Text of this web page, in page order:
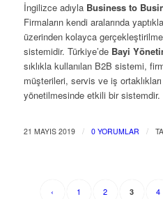
İngilizce adıyla Business to
Firmaların kendi aralarında
üzerinden kolayca
sistemidir. Türkiye’de Bayi
sıklıkla kullanılan B2B sistemi,
müşterileri, servis ve iş
yönetilmesinde etkili bir sistemdir.
21 MAYIS 2019 / 0 YORUMLAR /
‹ 1 2 3 4